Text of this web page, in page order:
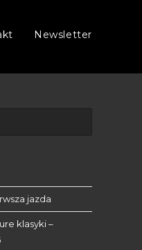
Newsletter
jazda
klasyki –